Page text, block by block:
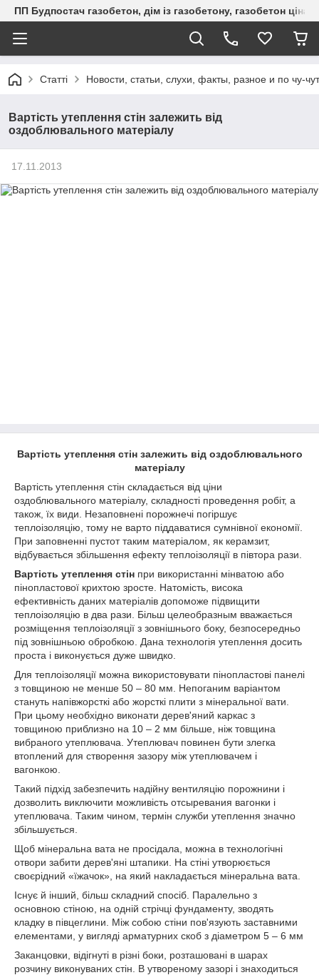
ПП Будпостач газобетон, дім із газобетону, газобетон
Статті Новости, статьи, слухи, факты, разное и по чу-
Вартість утеплення стін залежить від
оздоблювального матеріалу
17.11.2013
Вартість утеплення стін залежить від оздоблювального
матеріалу
Вартість утеплення стін складається від ціни
оздоблювального матеріалу, складності проведення робіт, а
також, їх види. Незаповнені порожнечі погіршує
теплоізоляцію, тому не варто піддаватися сумнівної економії.
При заповненні пустот таким матеріалом, як керамзит,
відбувається збільшення ефекту теплоізоляції в півтора рази.
Вартість утеплення стін при використанні мінватою або
пінопластової крихтою зросте. Натомість, висока
ефективність даних матеріалів допоможе підвищити
теплоізоляцію в два рази. Більш целеобразным вважається
розміщення теплоізоляції з зовнішнього боку, безпосередньо
під зовнішньою обробкою. Дана технологія утеплення досить
проста і виконується дуже швидко.
Для теплоізоляції можна використовувати пінопластові панелі
з товщиною не менше 50 – 80 мм. Непоганим варіантом
стануть напівжорсткі або жорсткі плити з мінеральної вати.
При цьому необхідно виконати дерев'яний каркас з
товщиною приблизно на 10 – 2 мм більше, ніж товщина
вибраного утеплювача. Утеплювач повинен бути злегка
втоплений для створення зазору між утеплювачем і
вагонкою.
Такий підхід забезпечить надійну вентиляцію порожнини і
дозволить виключити можливість отсыревания вагонки і
утеплювача. Таким чином, термін служби утеплення значно
збільшується.
Щоб мінеральна вата не просідала, можна в технологічні
отвори забити дерев'яні штапики. На стіні утворюється
своєрідний «їжачок», на який накладається мінеральна вата.
Існує й інший, більш складний спосіб. Паралельно з
основною стіною, на одній стрічці фундаменту, зводять
кладку в півцеглини. Між собою стіни пов'язують заставними
елементами, у вигляді арматурних скоб з діаметром 5 – 6 мм
Заканцовки, відігнуті в різні боки, розташовані в шарах
розчину виконуваних стін. В утвореному зазорі і знаходиться